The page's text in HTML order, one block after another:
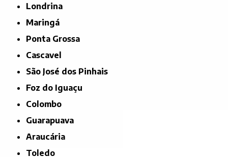
Londrina
Maringá
Ponta Grossa
Cascavel
São José dos Pinhais
Foz do Iguaçu
Colombo
Guarapuava
Araucária
Toledo